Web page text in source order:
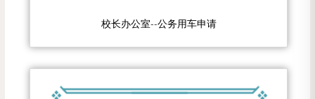
校长办公室--公务用车申请